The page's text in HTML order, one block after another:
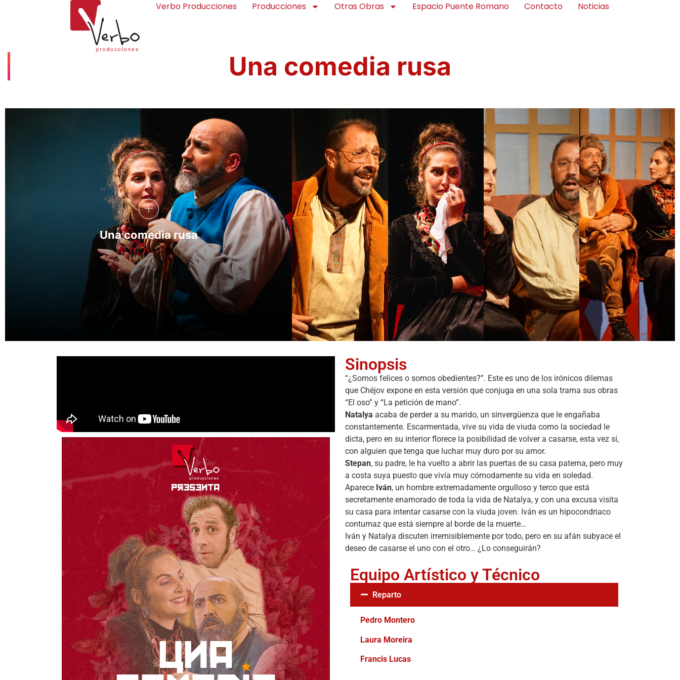
Verbo Producciones Producciones Otras Obras Espacio Puente Romano Contacto Noticias
Una comedia rusa
Una comedia rusa
Sinopsis
“¿Somos felices o somos obedientes?”. Este es uno de los irónicos dilemas
que Chéjov expone en esta versión que conjuga en una sola trama sus obras
“El oso” y “La petición de mano”.
Natalya acaba de perder a su marido, un sinvergüenza que le engañaba
constantemente. Escarmentada, vive su vida de viuda como la sociedad le
dicta, pero en su interior florece la posibilidad de volver a casarse, esta vez sí,
con alguien que tenga que luchar muy duro por su amor.
Stepan, su padre, le ha vuelto a abrir las puertas de su casa paterna, pero muy
a costa suya puesto que vivía muy cómodamente su vida en soledad.
Aparece Iván, un hombre extremadamente orgulloso y terco que está
secretamente enamorado de toda la vida de Natalya, y con una excusa visita
su casa para intentar casarse con la viuda joven. Iván es un hipocondriaco
contumaz que está siempre al borde de la muerte…
Iván y Natalya discuten irremisiblemente por todo, pero en su afán subyace el
deseo de casarse el uno con el otro… ¿Lo conseguirán?
Equipo Artístico y Técnico
Reparto
Pedro Montero
Laura Moreira
Francis Lucas